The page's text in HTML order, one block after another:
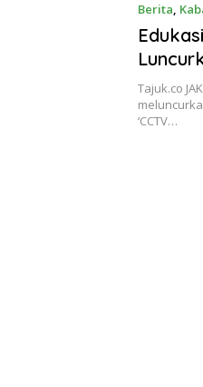
Berita,
Tajuk.co
‘CCTV…